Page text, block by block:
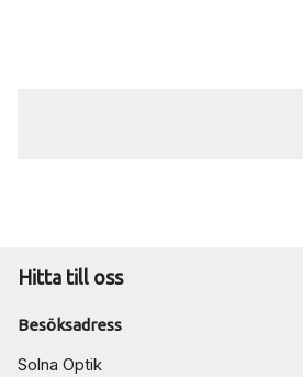
Hitta till oss
Besöksadress
Solna Optik